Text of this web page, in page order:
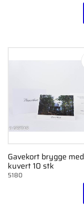
Gavekort brygge med
kuvert 10 stk
5180